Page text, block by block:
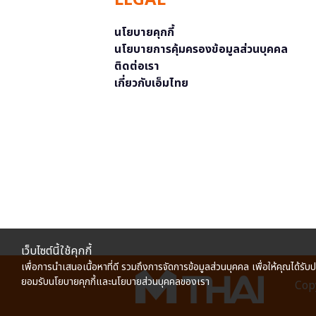
นโยบายคุกกี้
นโยบายการคุ้มครองข้อมูลส่วนบุคคล
ติดต่อเรา
เกี่ยวกับเอ็มไทย
เว็บไซต์นี้ใช้คุกกี้
เพื่อการนำเสนอเนื้อหาที่ดี รวมถึงการจัดการข้อมูลส่วนบุคคล เพื่อให้คุณได้รั
ยอมรับนโยบายคุกกี้และนโยบายส่วนบุคคลของเรา